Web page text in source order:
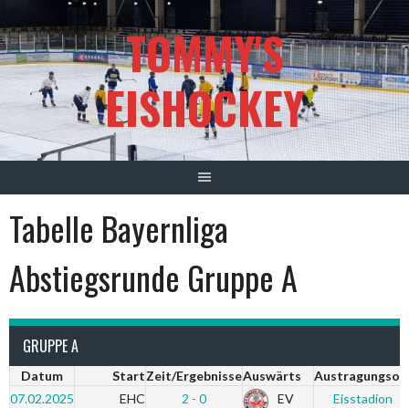
zum
Inhalt
TOMMY'S
EISHOCKEY
Tabelle Bayernliga
Abstiegsrunde Gruppe A
GRUPPE A
Datum StartZeit/ErgebnisseAuswärts
07.02.2025
EHC
2 - 0
EV
Eisstadion